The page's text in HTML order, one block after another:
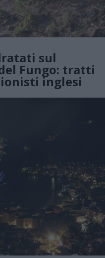
sul
Fungo: tratti
inglesi